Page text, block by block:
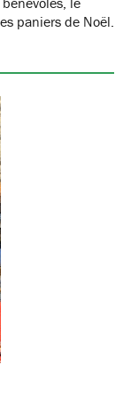
paniers de Noël.